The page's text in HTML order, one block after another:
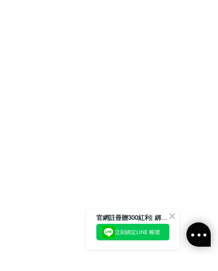
官網註冊贈300紅利| 綁定LINE再領取專屬優惠
立刻綁定LINE 帳號